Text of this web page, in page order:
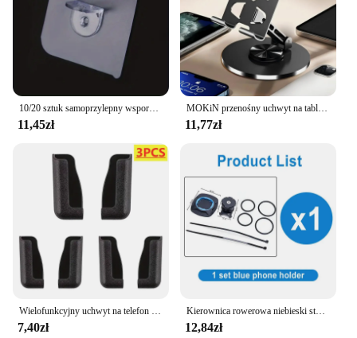
enhance their Corvette C3's functionality and style.
10/20 sztuk samoprzylepny wspornik półki nieperforowana szafa mocna warstwa przegrody stały hak do pasty akcesoria kuchenne do domu
11,45zł
MOKiN przenośny uchwyt na tablet do iPhone'a iPad regulowany składany leniwy pulpit na żywo stojak na telefon komórkowy obsługa 360° ° Obrotowy
11,77zł
Wielofunkcyjny uchwyt na telefon komórkowy Uchwyt samochodowy Stojak samoprzylepny Uchwyt na deskę rozdzielczą Obsługa telefonu komórkowego w akcesoriach do wnętrza samochodu
7,40zł
Kierownica rowerowa niebieski stojak na telefon motocykl motor uchwyt na telefon MTB blokada bezpieczeństwa regulowane podparcie wspornik uchwyt rowerowy
12,84zł